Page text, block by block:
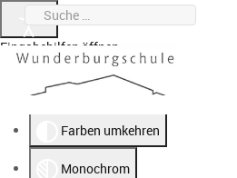
Eingabehilfen öffnen
Farben umkehren
Monochrom
Suchen